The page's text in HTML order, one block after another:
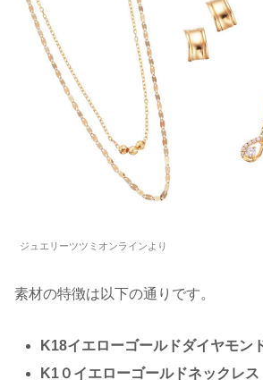
ジュエリーツツミオンラインより
素材の特徴は以下の通りです。
K18イエローゴールドダイヤモン
K1０イエローゴールドネックレス